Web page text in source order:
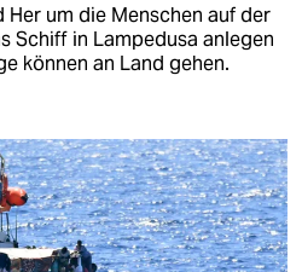
Her um die Menschen auf der
Schiff in Lampedusa anlegen
können an Land gehen.